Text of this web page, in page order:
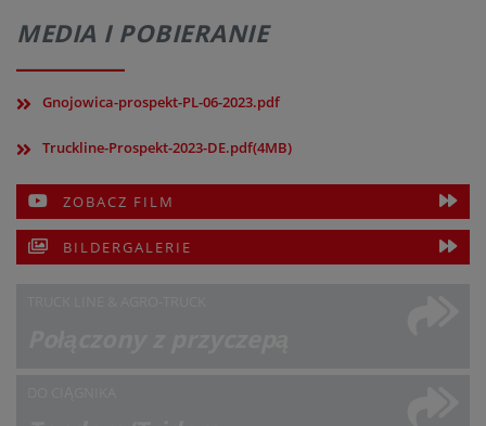
MEDIA I POBIERANIE
Gnojowica-prospekt-PL-06-2023.pdf
Truckline-Prospekt-2023-DE.pdf(4MB)
ZOBACZ FILM
BILDERGALERIE